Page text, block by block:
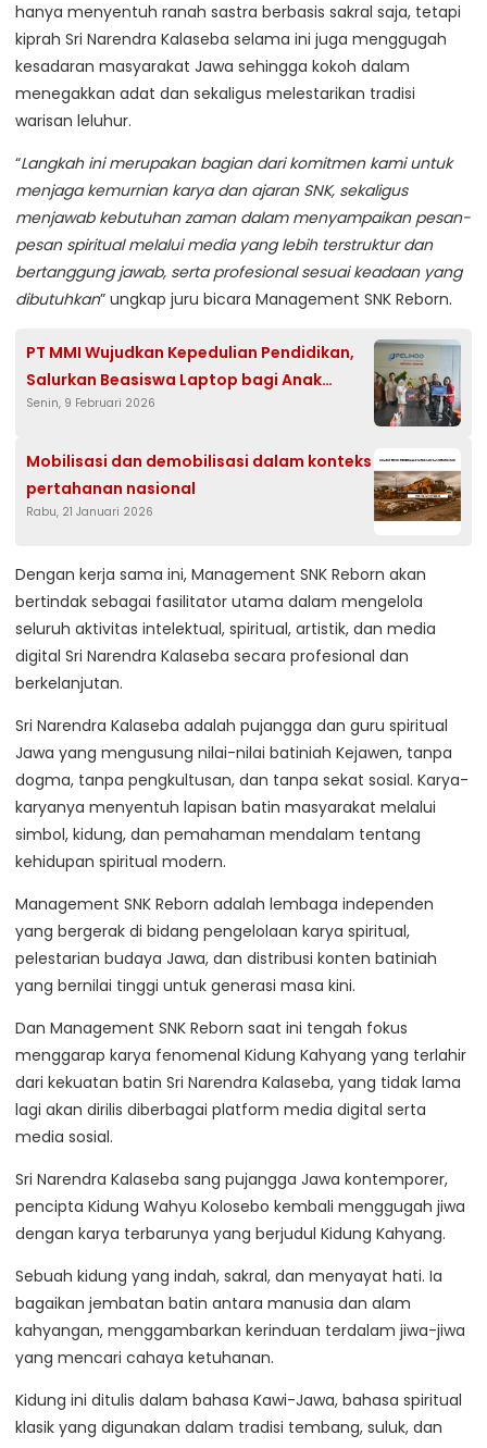
hanya menyentuh ranah sastra berbasis sakral saja, tetapi
kiprah Sri Narendra Kalaseba selama ini juga menggugah
kesadaran masyarakat Jawa sehingga kokoh dalam
menegakkan adat dan sekaligus melestarikan tradisi
warisan leluhur.
“Langkah ini merupakan bagian dari komitmen kami untuk
menjaga kemurnian karya dan ajaran SNK, sekaligus
menjawab kebutuhan zaman dalam menyampaikan pesan-
pesan spiritual melalui media yang lebih terstruktur dan
bertanggung jawab, serta profesional sesuai keadaan yang
dibutuhkan” ungkap juru bicara Management SNK Reborn.
PT MMI Wujudkan Kepedulian Pendidikan,
Salurkan Beasiswa Laptop bagi Anak
Tenaga Kerja Kontrak
Senin, 9 Februari 2026
Mobilisasi dan demobilisasi dalam konteks
pertahanan nasional
Rabu, 21 Januari 2026
Dengan kerja sama ini, Management SNK Reborn akan
bertindak sebagai fasilitator utama dalam mengelola
seluruh aktivitas intelektual, spiritual, artistik, dan media
digital Sri Narendra Kalaseba secara profesional dan
berkelanjutan.
Sri Narendra Kalaseba adalah pujangga dan guru spiritual
Jawa yang mengusung nilai-nilai batiniah Kejawen, tanpa
dogma, tanpa pengkultusan, dan tanpa sekat sosial. Karya-
karyanya menyentuh lapisan batin masyarakat melalui
simbol, kidung, dan pemahaman mendalam tentang
kehidupan spiritual modern.
Management SNK Reborn adalah lembaga independen
yang bergerak di bidang pengelolaan karya spiritual,
pelestarian budaya Jawa, dan distribusi konten batiniah
yang bernilai tinggi untuk generasi masa kini.
Dan Management SNK Reborn saat ini tengah fokus
menggarap karya fenomenal Kidung Kahyang yang terlahir
dari kekuatan batin Sri Narendra Kalaseba, yang tidak lama
lagi akan dirilis diberbagai platform media digital serta
media sosial.
Sri Narendra Kalaseba sang pujangga Jawa kontemporer,
pencipta Kidung Wahyu Kolosebo kembali menggugah jiwa
dengan karya terbarunya yang berjudul Kidung Kahyang.
Sebuah kidung yang indah, sakral, dan menyayat hati. Ia
bagaikan jembatan batin antara manusia dan alam
kahyangan, menggambarkan kerinduan terdalam jiwa-jiwa
yang mencari cahaya ketuhanan.
Kidung ini ditulis dalam bahasa Kawi-Jawa, bahasa spiritual
klasik yang digunakan dalam tradisi tembang, suluk, dan